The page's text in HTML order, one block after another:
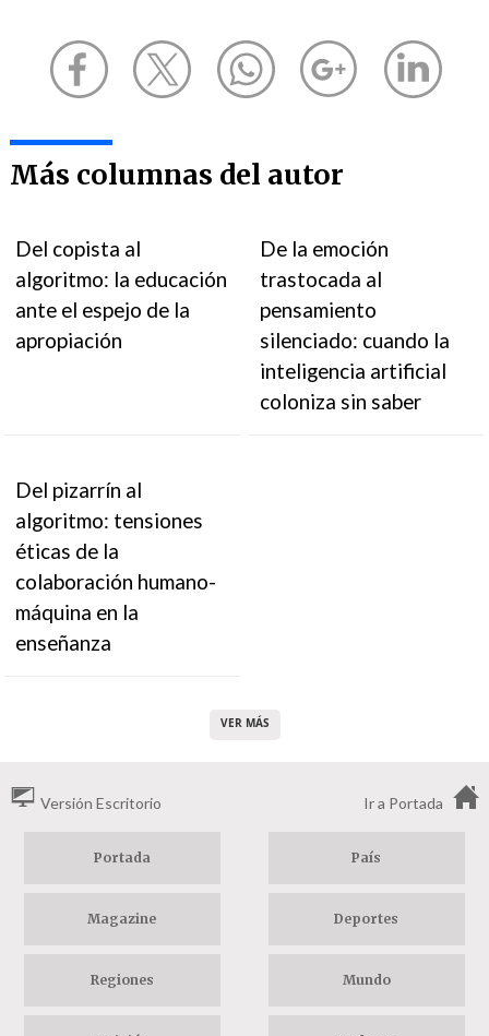
Más columnas del autor
Del copista al
algoritmo: la educación
ante el espejo de la
apropiación
De la emoción
trastocada al
pensamiento
silenciado: cuando la
inteligencia artificial
coloniza sin saber
Del pizarrín al
algoritmo: tensiones
éticas de la
colaboración humano-
máquina en la
enseñanza
VER MÁS
Versión Escritorio Ir a Portada
Portada País
Magazine Deportes
Regiones Mundo